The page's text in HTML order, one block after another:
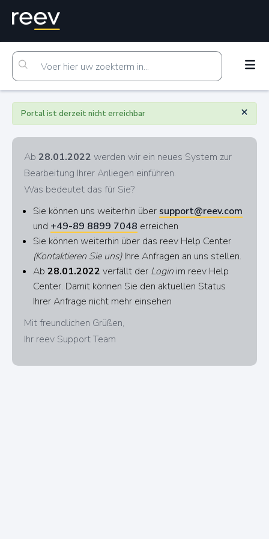
×
Portal ist derzeit nicht erreichbar
Ab 28.01.2022 werden wir ein neues System zur
Bearbeitung Ihrer Anliegen einführen.
Was bedeutet das für Sie?
Sie können uns weiterhin über support@reev.com
und +49-89 8899 7048 erreichen
Sie können weiterhin über das reev Help Center
(Kontaktieren Sie uns)Ihre Anfragen an uns stellen.
Ab 28.01.2022 verfällt der Login im reev Help
Center. Damit können Sie den aktuellen Status
Ihrer Anfrage nicht mehr einsehen
Mit freundlichen Grüßen,
Ihr reev Support Team